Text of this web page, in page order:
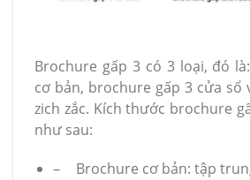
Brochure gấp 3 có 3 loại, đó
cơ bản, brochure gấp 3 cửa sổ
zich zắc. Kích thước brochure
như sau:
–
Brochure cơ bản: tập